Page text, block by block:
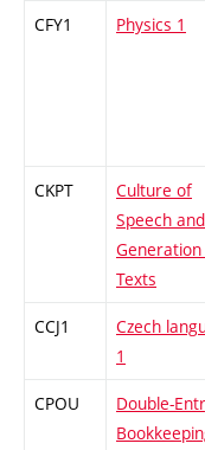
CFY1 Physics 1
CKPT
Culture of
Speech
Texts
CCJ1
Czech
1
CPOU
Double-